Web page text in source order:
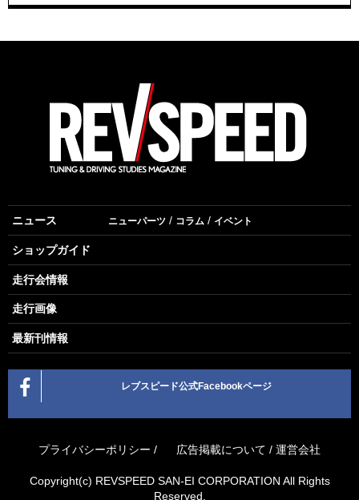
ニュース ニューパーツ コラム イベント
ショップガイド
走行会情報
走行画像
最新刊情報
レブスピード公式Facebookページ
プライバシーポリシー / 広告掲載について / 運営会社
Copyright(c) REVSPEED SAN-EI CORPORATION All Rights
Reserved.